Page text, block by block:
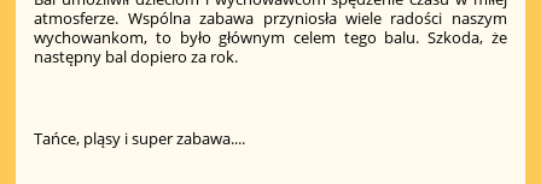
atmosferze. Wspólna zabawa przyniosła wiele radości naszym
wychowankom, to było głównym celem tego balu. Szkoda, że
następny bal dopiero za rok.
Tańce, pląsy i super zabawa....